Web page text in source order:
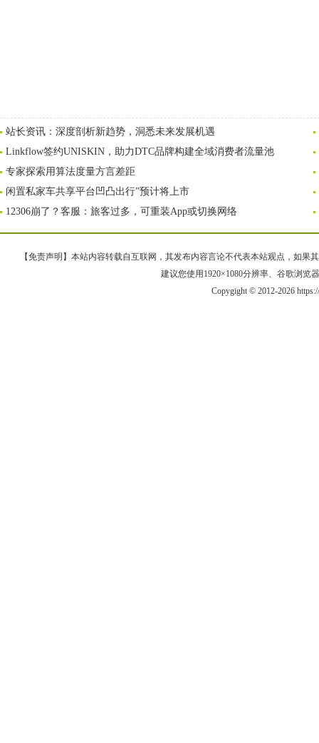
站长资讯：深度剖析新趋势，洞悉未来发展机遇
Linkflow签约UNISKIN，助力DTC品牌构建全域消费者流量池
专家探索用算法度量方言差距
闲置私家车共享平台凹凸出行”预计将上市
12306崩了？客服：旅客过多，可重装App或切换网络
【免责声明】本站内容转载自互联网，其发布内容言论不代表本站观点，如果
建议您使用1920×1080分辨率、谷歌浏览
Copygight © 2012-2026